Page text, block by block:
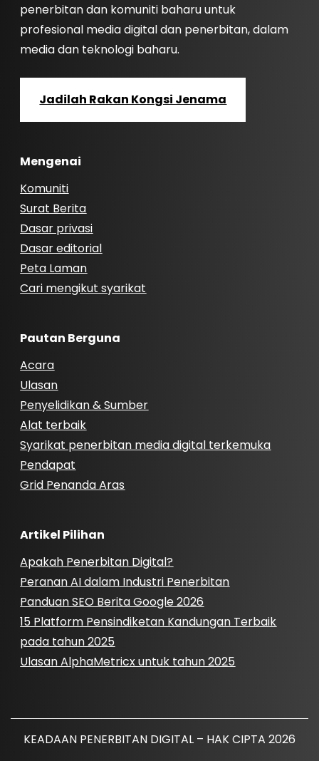
penerbitan dan komuniti baharu untuk
profesional media digital dan penerbitan, dalam
media dan teknologi baharu.
Jadilah Rakan Kongsi Jenama
Mengenai
Komuniti
Surat Berita
Dasar privasi
Dasar editorial
Peta Laman
Cari mengikut syarikat
Pautan Berguna
Acara
Ulasan
Penyelidikan & Sumber
Alat terbaik
Syarikat penerbitan media digital terkemuka
Pendapat
Grid Penanda Aras
Artikel Pilihan
Apakah Penerbitan Digital?
Peranan AI dalam Industri Penerbitan
Panduan SEO Berita Google 2026
15 Platform Pensindiketan Kandungan Terbaik
pada tahun 2025
Ulasan AlphaMetricx untuk tahun 2025
KEADAAN PENERBITAN DIGITAL – HAK CIPTA 2026